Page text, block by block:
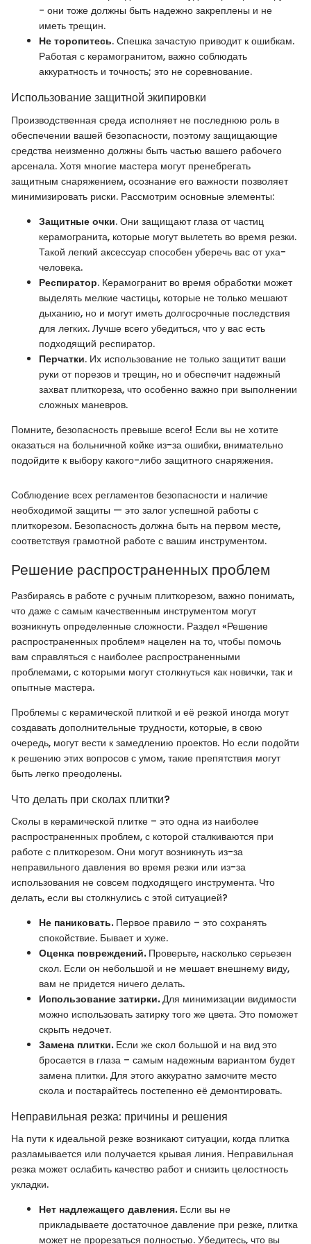
- они тоже должны быть надежно закреплены и не
иметь трещин.
Не торопитесь. Спешка зачастую приводит к ошибкам.
Работая с керамогранитом, важно соблюдать
аккуратность и точность; это не соревнование.
Использование защитной экипировки
Производственная среда исполняет не последнюю роль в
обеспечении вашей безопасности, поэтому защищающие
средства неизменно должны быть частью вашего рабочего
арсенала. Хотя многие мастера могут пренебрегать
защитным снаряжением, осознание его важности позволяет
минимизировать риски. Рассмотрим основные элементы:
Защитные очки. Они защищают глаза от частиц
керамогранита, которые могут вылететь во время резки.
Такой легкий аксессуар способен уберечь вас от уха-
человека.
Респиратор. Керамогранит во время обработки может
выделять мелкие частицы, которые не только мешают
дыханию, но и могут иметь долгосрочные последствия
для легких. Лучше всего убедиться, что у вас есть
подходящий респиратор.
Перчатки. Их использование не только защитит ваши
руки от порезов и трещин, но и обеспечит надежный
захват плиткореза, что особенно важно при выполнении
сложных маневров.
Помните, безопасность превыше всего! Если вы не хотите
оказаться на больничной койке из-за ошибки, внимательно
подойдите к выбору какого-либо защитного снаряжения.
Соблюдение всех регламентов безопасности и наличие
необходимой защиты — это залог успешной работы с
плиткорезом. Безопасность должна быть на первом месте,
соответствуя грамотной работе с вашим инструментом.
Решение распространенных проблем
Разбираясь в работе с ручным плиткорезом, важно понимать,
что даже с самым качественным инструментом могут
возникнуть определенные сложности. Раздел «Решение
распространенных проблем» нацелен на то, чтобы помочь
вам справляться с наиболее распространенными
проблемами, с которыми могут столкнуться как новички, так и
опытные мастера.
Проблемы с керамической плиткой и её резкой иногда могут
создавать дополнительные трудности, которые, в свою
очередь, могут вести к замедлению проектов. Но если подойти
к решению этих вопросов с умом, такие препятствия могут
быть легко преодолены.
Что делать при сколах плитки?
Сколы в керамической плитке – это одна из наиболее
распространенных проблем, с которой сталкиваются при
работе с плиткорезом. Они могут возникнуть из-за
неправильного давления во время резки или из-за
использования не совсем подходящего инструмента. Что
делать, если вы столкнулись с этой ситуацией?
Не паниковать.Первое правило – это сохранять
спокойствие. Бывает и хуже.
Оценка повреждений.Проверьте, насколько серьезен
скол. Если он небольшой и не мешает внешнему виду,
вам не придется ничего делать.
Использование затирки.Для минимизации видимости
можно использовать затирку того же цвета. Это поможет
скрыть недочет.
Замена плитки.Если же скол большой и на вид это
бросается в глаза – самым надежным вариантом будет
замена плитки. Для этого аккуратно замочите место
скола и постарайтесь постепенно её демонтировать.
Неправильная резка: причины и решения
На пути к идеальной резке возникают ситуации, когда плитка
разламывается или получается крывая линия. Неправильная
резка может ослабить качество работ и снизить целостность
укладки.
Нет надлежащего давления.Если вы не
прикладываете достаточное давление при резке, плитка
может не прорезаться полностью. Убедитесь, что вы